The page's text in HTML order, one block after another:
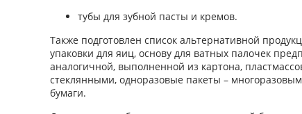
тубы для зубной пасты и кремов.
Также подготовлен список альтернативной
упаковки для яиц, основу для ватных палочек
аналогичной, выполненной из картона,
стеклянными, одноразовые пакеты –
бумаги.